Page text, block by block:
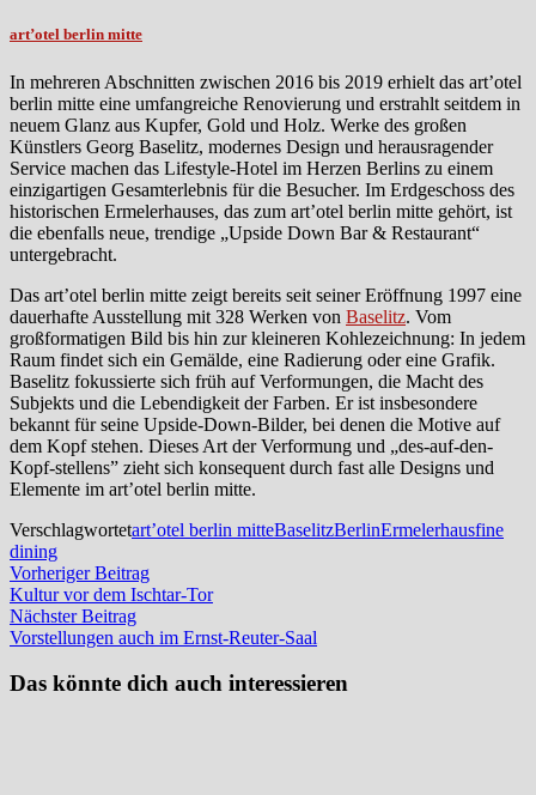
art’otel berlin mitte
In mehreren Abschnitten zwischen 2016 bis 2019 erhielt das art’otel
berlin mitte eine umfangreiche Renovierung und erstrahlt seitdem in
neuem Glanz aus Kupfer, Gold und Holz. Werke des großen
Künstlers Georg Baselitz, modernes Design und herausragender
Service machen das Lifestyle-Hotel im Herzen Berlins zu einem
einzigartigen Gesamterlebnis für die Besucher. Im Erdgeschoss des
historischen Ermelerhauses, das zum art’otel berlin mitte gehört, ist
die ebenfalls neue, trendige „Upside Down Bar & Restaurant“
untergebracht.
Das art’otel berlin mitte zeigt bereits seit seiner Eröffnung 1997 eine
dauerhafte Ausstellung mit 328 Werken von Baselitz. Vom
großformatigen Bild bis hin zur kleineren Kohlezeichnung: In jedem
Raum findet sich ein Gemälde, eine Radierung oder eine Grafik.
Baselitz fokussierte sich früh auf Verformungen, die Macht des
Subjekts und die Lebendigkeit der Farben. Er ist insbesondere
bekannt für seine Upside-Down-Bilder, bei denen die Motive auf
dem Kopf stehen. Dieses Art der Verformung und „des-auf-den-
Kopf-stellens” zieht sich konsequent durch fast alle Designs und
Elemente im art’otel berlin mitte.
Verschlagwortetart’otel berlin mitteBaselitzBerlinErmelerhausfine
dining
Beitragsnavigation
Vorheriger BeitragVorheriger
Beitrag:
Kultur vor dem Ischtar-Tor
Nächster BeitragNächster
Beitrag:
Vorstellungen auch im Ernst-Reuter-Saal
Das könnte dich auch interessieren